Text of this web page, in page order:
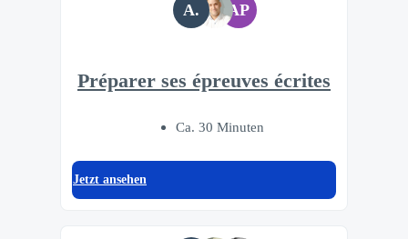
A. AP
Préparer ses épreuves écrites
Ca. 30 Minuten
Jetzt ansehen